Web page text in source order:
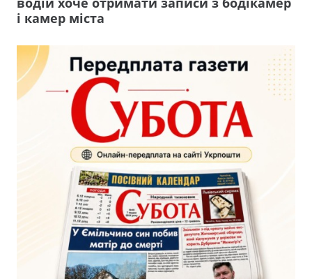
і камер міста